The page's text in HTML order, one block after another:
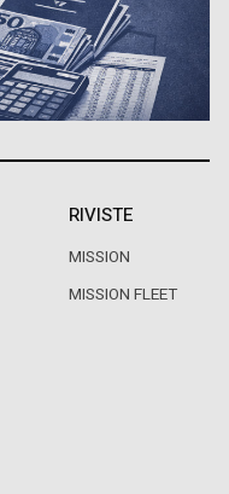
RIVISTE
MISSION
MISSION FLEET